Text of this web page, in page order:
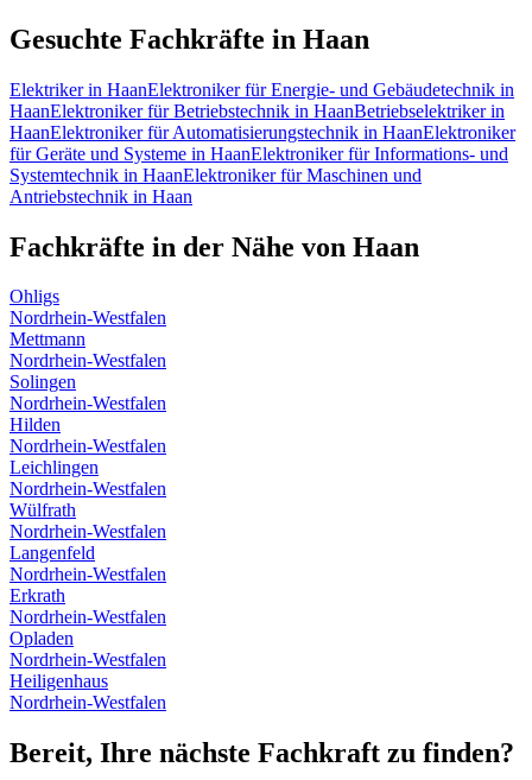
Gesuchte Fachkräfte in Haan
Elektrikerin HaanElektroniker für Energie- und Gebäudetechnik in
HaanElektroniker für Betriebstechnik in HaanBetriebselektrikerin
HaanElektroniker für Automatisierungstechnik in HaanElektroniker
für Geräte und Systeme in HaanElektroniker für Informations- und
Systemtechnik in HaanElektroniker für Maschinen und
Antriebstechnik in Haan
Fachkräfte in der Nähe von Haan
Ohligs
Nordrhein-Westfalen
Mettmann
Nordrhein-Westfalen
Solingen
Nordrhein-Westfalen
Hilden
Nordrhein-Westfalen
Leichlingen
Nordrhein-Westfalen
Wülfrath
Nordrhein-Westfalen
Langenfeld
Nordrhein-Westfalen
Erkrath
Nordrhein-Westfalen
Opladen
Nordrhein-Westfalen
Heiligenhaus
Nordrhein-Westfalen
Bereit, Ihre nächste Fachkraft zu finden?